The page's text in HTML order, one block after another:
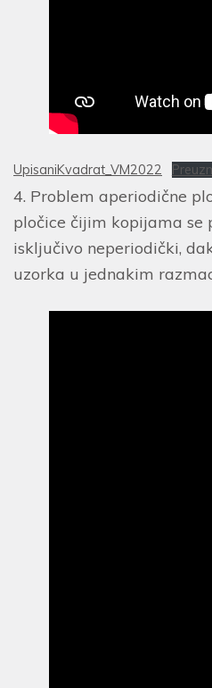
UpisaniKvadrat_VM2022
4. Problem aperiodične
pločice čijim kopijama se
isključivo neperiodički,
uzorka u jednakim